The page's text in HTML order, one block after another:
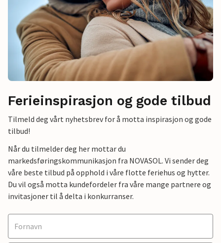
Ferieinspirasjon og gode tilbud
Tilmeld deg vårt nyhetsbrev for å motta inspirasjon og gode
tilbud!
Når du tilmelder deg her mottar du
markedsføringskommunikasjon fra NOVASOL. Vi sender deg
våre beste tilbud på opphold i våre flotte feriehus og hytter.
Du vil også motta kundefordeler fra våre mange partnere og
invitasjoner til å delta i konkurranser.